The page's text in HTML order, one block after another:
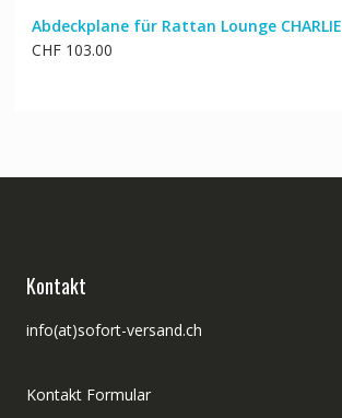
Abdeckplane für Rattan Lounge CHARLIE
CHF103.00
Kontakt
info(at)sofort-versand.ch
Kontakt Formular